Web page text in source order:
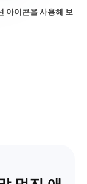
아이콘을 사용해 보